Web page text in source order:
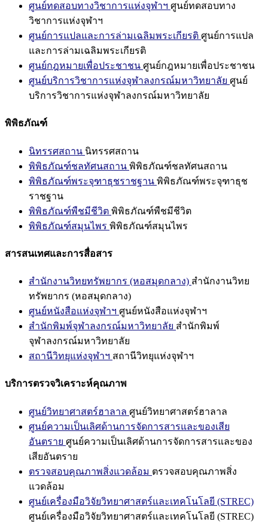
ศูนย์ทดสอบทางวิชาการแห่งจุฬาฯ ศูนย์ทดสอบทาง
วิชาการแห่งจุฬาฯ
ศูนย์การแปลและการล่ามเฉลิมพระเกียรติ ศูนย์การแปล
และการล่ามเฉลิมพระเกียรติ
ศูนย์กฎหมายเพื่อประชาชน ศูนย์กฎหมายเพื่อประชาชน
ศูนย์บริการวิชาการแห่งจุฬาลงกรณ์มหาวิทยาลัย ศูนย์
บริการวิชาการแห่งจุฬาลงกรณ์มหาวิทยาลัย
พิพิธภัณฑ์
นิทรรศสถาน นิทรรศสถาน
พิพิธภัณฑ์ชลทัศนสถาน พิพิธภัณฑ์ชลทัศนสถาน
พิพิธภัณฑ์พระจุฑาธุชราชฐาน พิพิธภัณฑ์พระจุฑาธุช
ราชฐาน
พิพิธภัณฑ์พืชมีชีวิต พิพิธภัณฑ์พืชมีชีวิต
พิพิธภัณฑ์สมุนไพร พิพิธภัณฑ์สมุนไพร
สารสนเทศและการสื่อสาร
สำนักงานวิทยทรัพยากร (หอสมุดกลาง) สำนักงานวิทย
ทรัพยากร (หอสมุดกลาง)
ศูนย์หนังสือแห่งจุฬาฯ ศูนย์หนังสือแห่งจุฬาฯ
สำนักพิมพ์จุฬาลงกรณ์มหาวิทยาลัย สำนักพิมพ์
จุฬาลงกรณ์มหาวิทยาลัย
สถานีวิทยุแห่งจุฬาฯ สถานีวิทยุแห่งจุฬาฯ
บริการตรวจวิเคราะห์คุณภาพ
ศูนย์วิทยาศาสตร์ฮาลาล ศูนย์วิทยาศาสตร์ฮาลาล
ศูนย์ความเป็นเลิศด้านการจัดการสารและของเสีย
อันตราย ศูนย์ความเป็นเลิศด้านการจัดการสารและของ
เสียอันตราย
ตรวจสอบคุณภาพสิ่งแวดล้อม ตรวจสอบคุณภาพสิ่ง
แวดล้อม
ศูนย์เครื่องมือวิจัยวิทยาศาสตร์และเทคโนโลยี (STREC)
ศูนย์เครื่องมือวิจัยวิทยาศาสตร์และเทคโนโลยี (STREC)